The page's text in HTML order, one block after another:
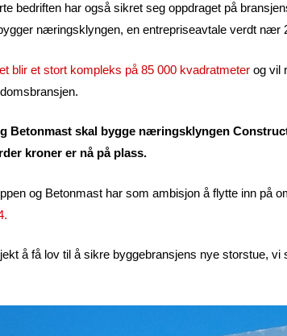
bedriften har også sikret seg oppdraget på
næringsklyngen, en entrepriseavtale verdt nær
blir et stort kompleks på 85 000 kvadratmeter og vil
Betonmast skal bygge næringsklyngen
kroner er nå på plass.
og Betonmast har som ambisjon å flytte inn på
å få lov til å sikre byggebransjens nye storstue,